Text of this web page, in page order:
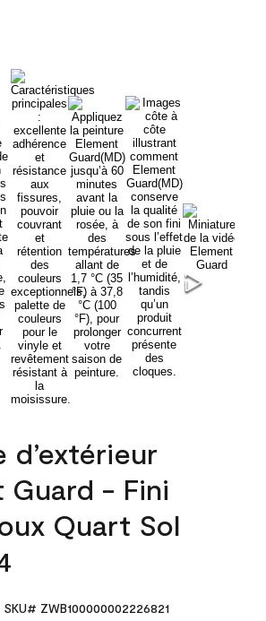
d’extérieur
Guard - Fini
Quart Sol
SKU# ZWB100000002226821